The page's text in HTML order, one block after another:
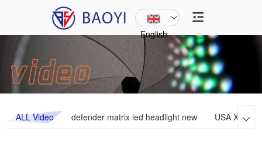
English
ALL Video defender matrix led headlight new USA Xenon
